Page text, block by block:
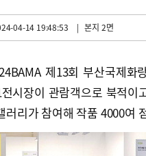
04-14 19:48:53 | 본지 2면
제13회 부산국제화
시장이 관람객으로 북적
러리가 참여해 작품 4000여